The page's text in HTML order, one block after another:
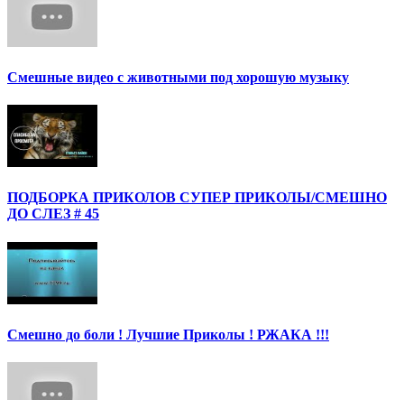
Смешные видео с животными под хорошую музыку
ПОДБОРКА ПРИКОЛОВ СУПЕР ПРИКОЛЫ/СМЕШНО
ДО СЛЕЗ # 45
Смешно до боли ! Лучшие Приколы ! РЖАКА !!!